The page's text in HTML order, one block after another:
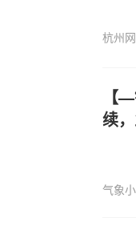
杭州网
【
续
气象